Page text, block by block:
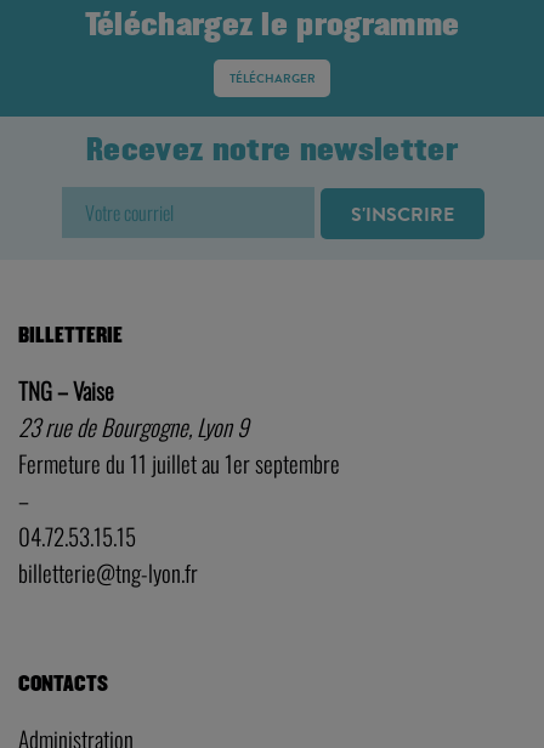
Téléchargez le programme
TÉLÉCHARGER
Recevez notre newsletter
BILLETTERIE
TNG – Vaise
23 rue de Bourgogne, Lyon 9
Fermeture du 11 juillet au 1er septembre
–
04.72.53.15.15
billetterie@tng-lyon.fr
CONTACTS
Administration